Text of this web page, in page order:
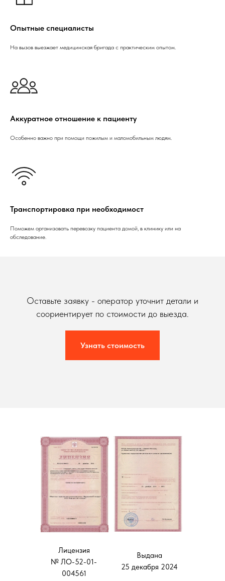
Опытные специалисты
На вызов выезжает медицинская бригада с практическим опытом.
Аккуратное отношение к пациенту
Особенно важно при помощи пожилым и маломобильным людям.
Транспортировка при необходимост
Поможем организовать перевозку пациента домой, в клинику или на
обследование.
Оставьте заявку - оператор уточнит детали и
соориентирует по стоимости до выезда.
Узнать стоимость
Лицензия
№ ЛО-52-01-
004561
Выдана
25 декабря 2024